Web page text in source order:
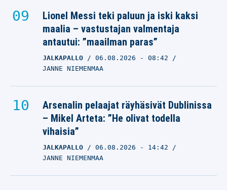
Lionel Messi teki paluun ja iski kaksi
maalia – vastustajan valmentaja
antautui: ”maailman paras”
JALKAPALLO 06.08.2026 - 08:42
JANNE NIEMENMAA
Arsenalin pelaajat räyhäsivät Dublinissa
– Mikel Arteta: ”He olivat todella
vihaisia”
JALKAPALLO 06.08.2026 - 14:42
JANNE NIEMENMAA